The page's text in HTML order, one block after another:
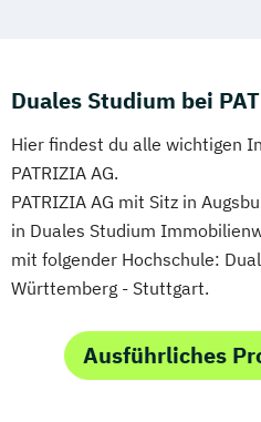
Duales Studium bei
Hier findest du alle wichtigen
PATRIZIA AG.
PATRIZIA AG mit Sitz in
in Duales Studium
mit folgender Hochschule:
Württemberg - Stuttgart.
Ausführliches